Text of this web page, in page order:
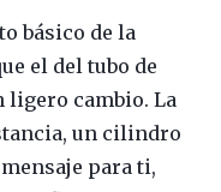
básico de la
el del tubo de
ligero cambio. La
un cilindro
para ti,